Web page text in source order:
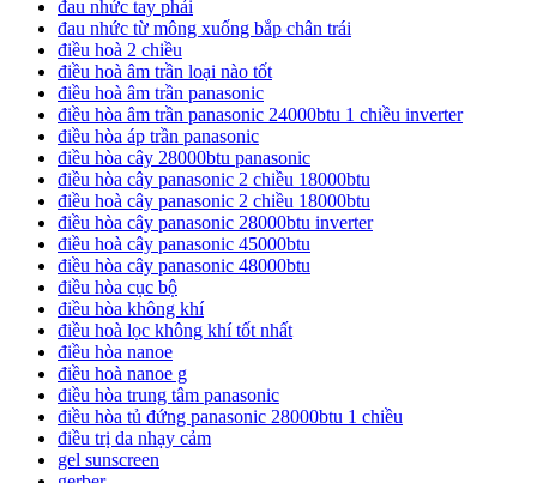
đau nhức tay phải
đau nhức từ mông xuống bắp chân trái
điều hoà 2 chiều
điều hoà âm trần loại nào tốt
điều hoà âm trần panasonic
điều hòa âm trần panasonic 24000btu 1 chiều inverter
điều hòa áp trần panasonic
điều hòa cây 28000btu panasonic
điều hòa cây panasonic 2 chiều 18000btu
điều hoà cây panasonic 2 chiều 18000btu
điều hòa cây panasonic 28000btu inverter
điều hoà cây panasonic 45000btu
điều hòa cây panasonic 48000btu
điều hòa cục bộ
điều hòa không khí
điều hoà lọc không khí tốt nhất
điều hòa nanoe
điều hoà nanoe g
điều hòa trung tâm panasonic
điều hòa tủ đứng panasonic 28000btu 1 chiều
điều trị da nhạy cảm
gel sunscreen